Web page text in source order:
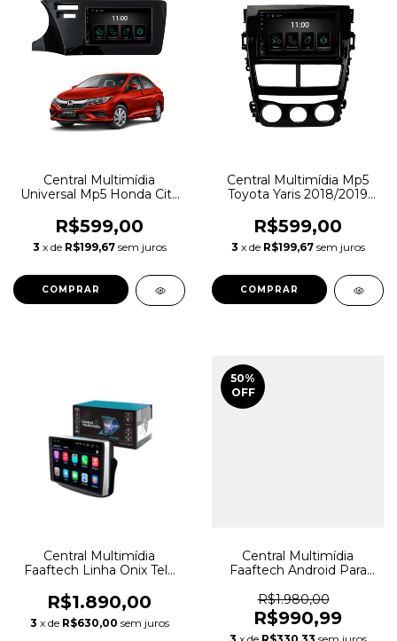
Central Multimídia
Universal Mp5 Honda City
R$599,00
3 x de R$199,67 sem juros
Central Multimídia Mp5
Toyota Yaris 2018/2019
R$599,00
3 x de R$199,67 sem juros
Central Multimídia
Faaftech Linha Onix Tela
R$1.890,00
3 x de R$630,00 sem juros
50%
OFF
Central Multimídia
Faaftech Android Para
R$1.980,00
R$990,99